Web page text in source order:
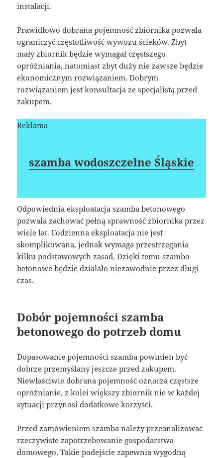
instalacji.
Prawidłowo dobrana pojemność zbiornika pozwala
ograniczyć częstotliwość wywozu ścieków. Zbyt
mały zbiornik będzie wymagał częstszego
opróżniania, natomiast zbyt duży nie zawsze będzie
ekonomicznym rozwiązaniem. Dobrym
rozwiązaniem jest konsultacja ze specjalistą przed
zakupem.
Reklama
szamba wodoszczelne Śląskie
Odpowiednia eksploatacja szamba betonowego
pozwala zachować pełną sprawność zbiornika przez
wiele lat. Codzienna eksploatacja nie jest
skomplikowana, jednak wymaga przestrzegania
kilku podstawowych zasad. Dzięki temu szambo
betonowe będzie działało niezawodnie przez długi
czas.
Dobór pojemności szamba
betonowego do potrzeb domu
Dopasowanie pojemności szamba powinien być
dobrze przemyślany jeszcze przed zakupem.
Niewłaściwie dobrana pojemność oznacza częstsze
opróżnianie, z kolei większy zbiornik nie w każdej
sytuacji przynosi dodatkowe korzyści.
Przed zamówieniem szamba należy przeanalizować
rzeczywiste zapotrzebowanie gospodarstwa
domowego. Takie podejście zapewnia wygodną